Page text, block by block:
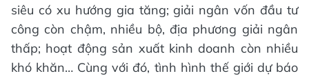
siêu có xu hướng gia tăng; giải ngân vốn đầu tư
công còn chậm, nhiều bộ, địa phương giải ngân
thấp; hoạt động sản xuất kinh doanh còn nhiều
khó khăn… Cùng với đó, tình hình thế giới dự báo